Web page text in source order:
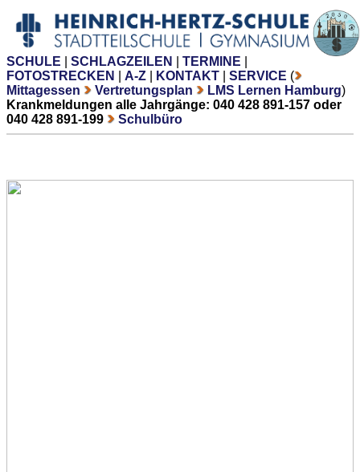
SCHULE SCHLAGZEILEN TERMINE
FOTOSTRECKEN
A-Z KONTAKT SERVICE (
Mittagessen
Vertretungsplan LMS Lernen Hamburg)
Krankmeldungen alle Jahrgänge: 040 428 891-157 oder
040 428 891-199
Schulbüro